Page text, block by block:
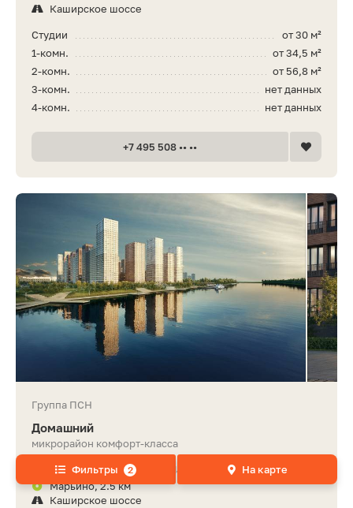
Каширское шоссе
от 30 м²
Студии
от 34,5 м²
1-комн.
от 56,8 м²
2-комн.
нет данных
3-комн.
нет данных
4-комн.
+7 495 508 •• ••
Группа ПСН
Домашний
микрорайон комфорт-класса
Юго-Восточный АО, район Марьино, ЖК Домашний
Марьино, 2.5 км
Каширское шоссе
Фильтры 2 На карте